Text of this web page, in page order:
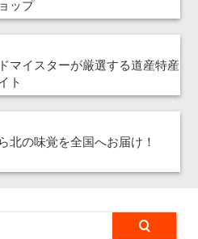
ップ
マイスターが厳選する道産特産
ト
北の味覚を全国へお届け！